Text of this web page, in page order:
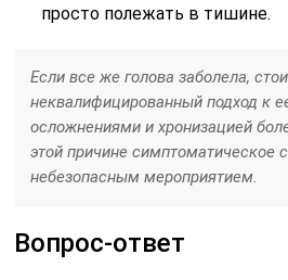
просто полежать в тишине.
Если все же голова заболела,
неквалифицированный подход к
осложнениями и хронизацией
этой причине симптоматическое
небезопасным мероприятием.
Вопрос-ответ